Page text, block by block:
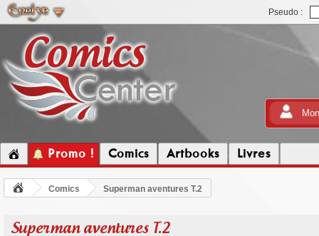
Pseudo :
Promo ! Comics Artbooks Livres
Comics Superman aventures T.2
Superman aventures T.2